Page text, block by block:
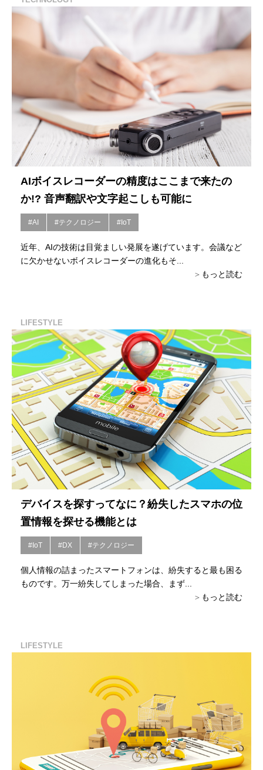
AIボイスレコーダーの精度はここまで来たの
か!? 音声翻訳や文字起こしも可能に
#AI #テクノロジー #IoT
近年、AIの技術は目覚ましい発展を遂げています。会議など
に欠かせないボイスレコーダーの進化もそ...
もっと読む
LIFESTYLE
デバイスを探すってなに？紛失したスマホの位
置情報を探せる機能とは
#IoT #DX #テクノロジー
個人情報の詰まったスマートフォンは、紛失すると最も困る
ものです。万一紛失してしまった場合、まず...
もっと読む
LIFESTYLE